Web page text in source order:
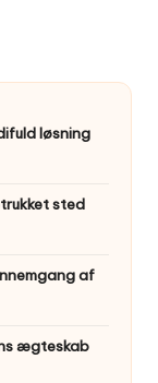
løsning
sted
af
ægteskab